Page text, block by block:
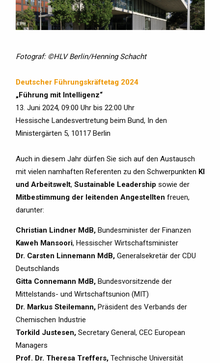
Fotograf: ©HLV Berlin/Henning Schacht
Deutscher Führungskräftetag 2024
„Führung mit Intelligenz“
13. Juni 2024, 09:00 Uhr bis 22:00 Uhr
Hessische Landesvertretung beim Bund, In den
Ministergärten 5, 10117 Berlin
Auch in diesem Jahr dürfen Sie sich auf den Austausch
mit vielen namhaften Referenten zu den Schwerpunkten KI
und Arbeitswelt, Sustainable Leadership sowie der
Mitbestimmung der leitenden Angestellten freuen,
darunter:
Christian Lindner MdB,Bundesminister der Finanzen
Kaweh Mansoori, Hessischer Wirtschaftsminister
Dr. Carsten Linnemann MdB, Generalsekretär der CDU
Deutschlands
Gitta Connemann MdB, Bundesvorsitzende der
Mittelstands- und Wirtschaftsunion (MIT)
Dr. Markus Steilemann, Präsident des Verbands der
Chemischen Industrie
Torkild Justesen, Secretary General, CEC European
Managers
Prof. Dr. Theresa Treffers, Technische Universität